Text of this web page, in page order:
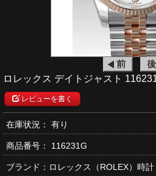
ロレックス デイトジャスト
レビューを書く
在庫状況： 有り
商品番号： 116231G
ブランド： ロレックス （ROLEX）時計